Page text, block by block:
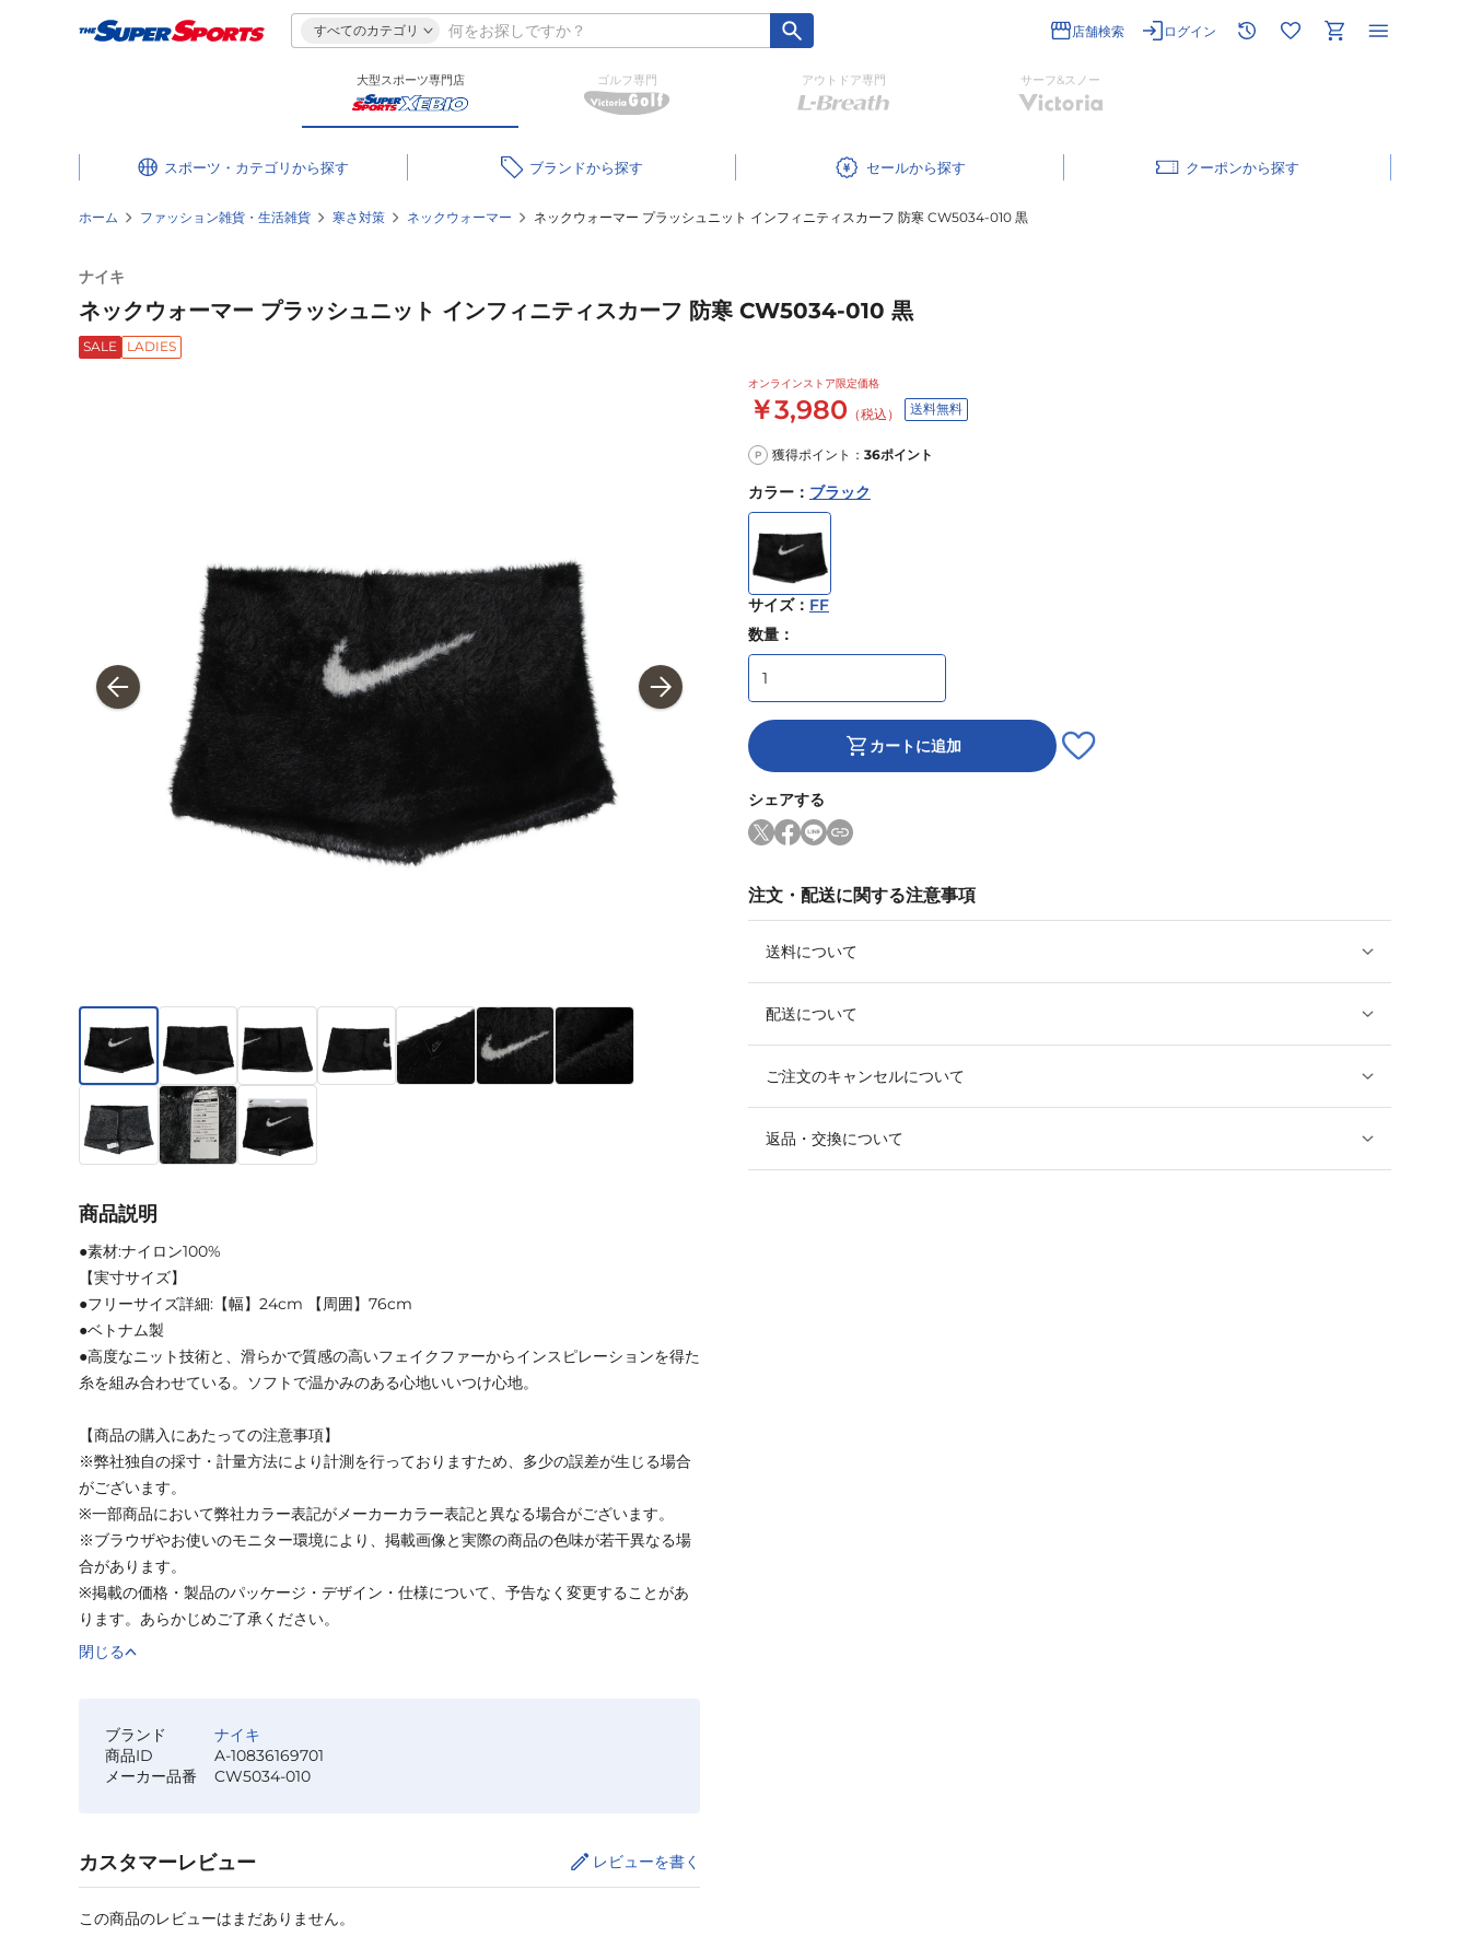
すべてのカテゴリ 店舗検索 ログイン
大型スポーツ専門店 ゴルフ専門 アウトドア専門 サーフ&スノー
スポーツ・カテゴリ ブランド セール クーポン
ホーム ファッション雑貨・生活雑貨 寒さ対策 ネックウォーマー ネックウォーマー プラッシュニット インフィニティスカーフ 防寒 CW5034-010 黒
ナイキ
ネックウォーマー プラッシュニット インフィニティスカーフ 防寒 CW5034-010 黒
SALE LADIES
オンラインストア限定価格
￥3,980 （税込） 送料無料
P 獲得ポイント： 36ポイント
カラー ： ブラック
サイズ： FF
数量：
カートに追加
シェアする
注文・配送に関する注意事項
送料について
配送について
ご注文のキャンセルについて
返品・交換について
商品説明
●素材:ナイロン100%
【実寸サイズ】
●フリーサイズ詳細:【幅】24cm 【周囲】76cm
●ベトナム製
●高度なニット技術と、滑らかで質感の高いフェイクファーからインスピレーションを得た
糸を組み合わせている。ソフトで温かみのある心地いいつけ心地。
【商品の購入にあたっての注意事項】
※弊社独自の採寸・計量方法により計測を行っておりますため、多少の誤差が生じる場合
がございます。
※一部商品において弊社カラー表記がメーカーカラー表記と異なる場合がございます。
※ブラウザやお使いのモニター環境により、掲載画像と実際の商品の色味が若干異なる場
合があります。
※掲載の価格・製品のパッケージ・デザイン・仕様について、予告なく変更することがあ
ります。あらかじめご了承ください。
閉じる
ブランド
ナイキ
商品ID
A-10836169701
メーカー品番
CW5034-010
カスタマーレビュー レビューを書く
この商品のレビューはまだありません。